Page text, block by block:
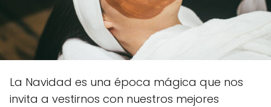
La Navidad es una época mágica que nos
invita a vestirnos con nuestros mejores